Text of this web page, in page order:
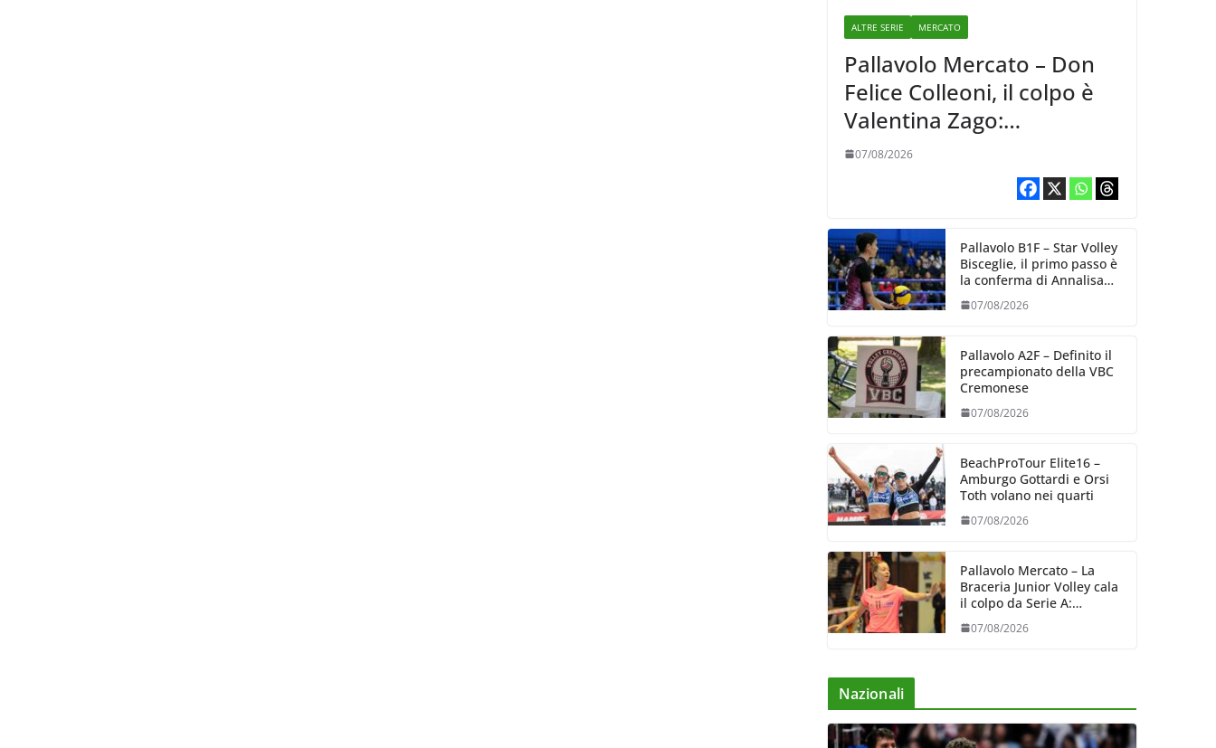
ALTRE SERIE MERCATO
Pallavolo Mercato – Don
Felice Colleoni, il colpo è
Valentina Zago:
esperienza e oltre 5.000
punti al servizio di
07/08/2026
Pallavolo B1F – Star Volley
Bisceglie, il primo passo è
la conferma di Annalisa
Mileno
07/08/2026
Pallavolo A2F – Definito il
precampionato della VBC
Cremonese
07/08/2026
BeachProTour Elite16 –
Amburgo Gottardi e Orsi
Toth volano nei quarti
07/08/2026
Pallavolo Mercato – La
Braceria Junior Volley cala
il colpo da Serie A:
Barbara Varaldo è il nuovo
riferimento dell’attacco
07/08/2026
Nazionali